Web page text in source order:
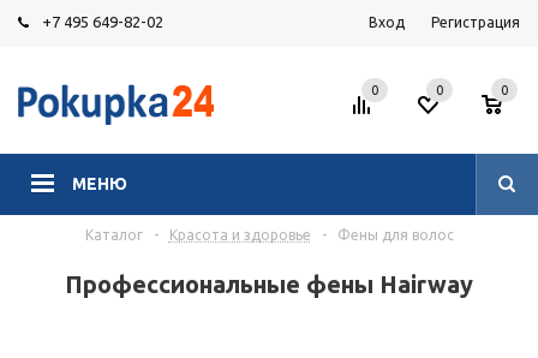
+7 495 649-82-02 Вход Регистрация
МЕНЮ
0 0
0
Каталог - Красота и здоровье - Фены для волос
Профессиональные фены Hairway